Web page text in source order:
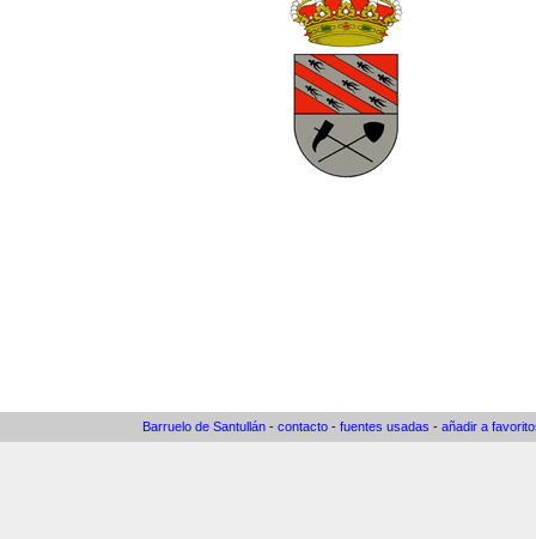
Barruelo de Santullán - contacto - fuentes usadas - añadir a